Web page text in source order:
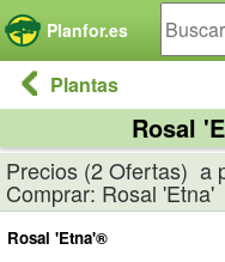
Planfor.es
Plantas
Rosal
Precios (2 Ofertas) a
Comprar: Rosal 'Etna'
Rosal 'Etna'®
Panel de gestión de cookies